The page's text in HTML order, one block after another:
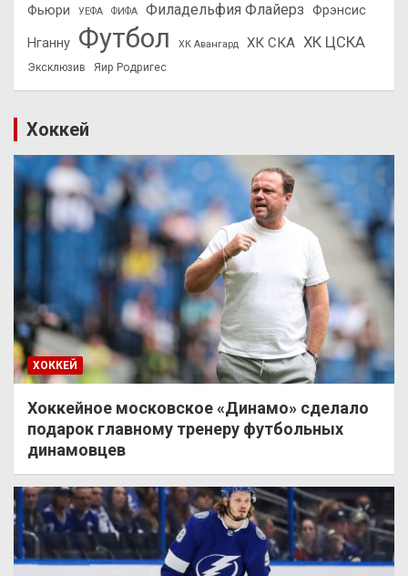
Фьюри
УЕФА ФИФА Филадельфия Флайерз Фрэнсис
Нганну Футбол ХК Авангард ХК СКА ХК ЦСКА
Эксклюзив Яир Родригес
Хоккей
ХОККЕЙ
Хоккейное московское «Динамо» сделало
подарок главному тренеру футбольных
динамовцев